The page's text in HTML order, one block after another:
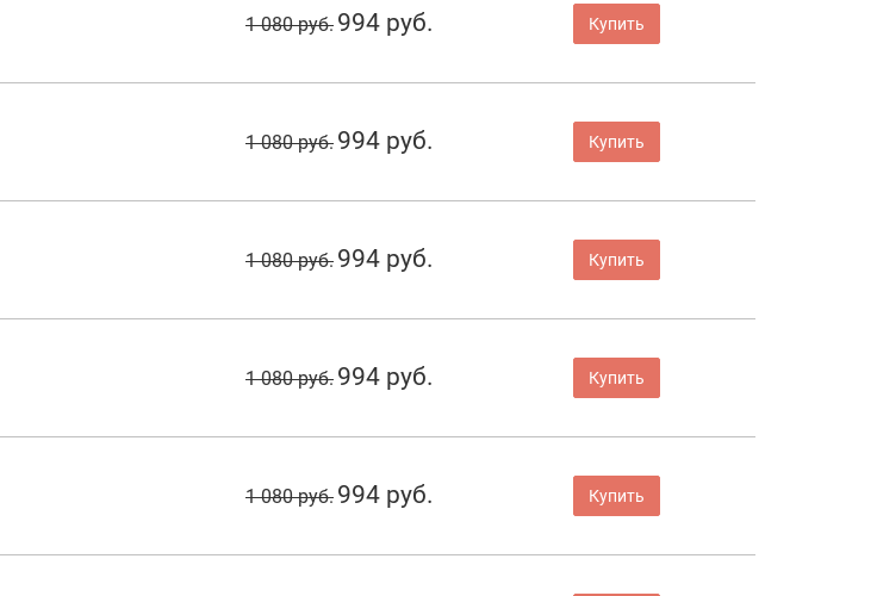
1 080 руб. 994 руб. Купить
1 080 руб. 994 руб. Купить
1 080 руб. 994 руб. Купить
1 080 руб. 994 руб. Купить
1 080 руб. 994 руб. Купить